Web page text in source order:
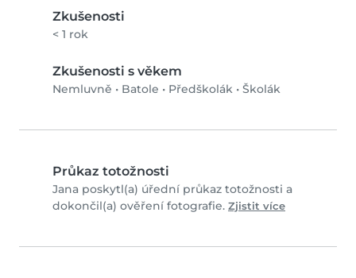
Zkušenosti
< 1 rok
Zkušenosti s věkem
Nemluvně • Batole • Předškolák • Školák
Průkaz totožnosti
Jana poskytl(a) úřední průkaz totožnosti a
dokončil(a) ověření fotografie. Zjistit více